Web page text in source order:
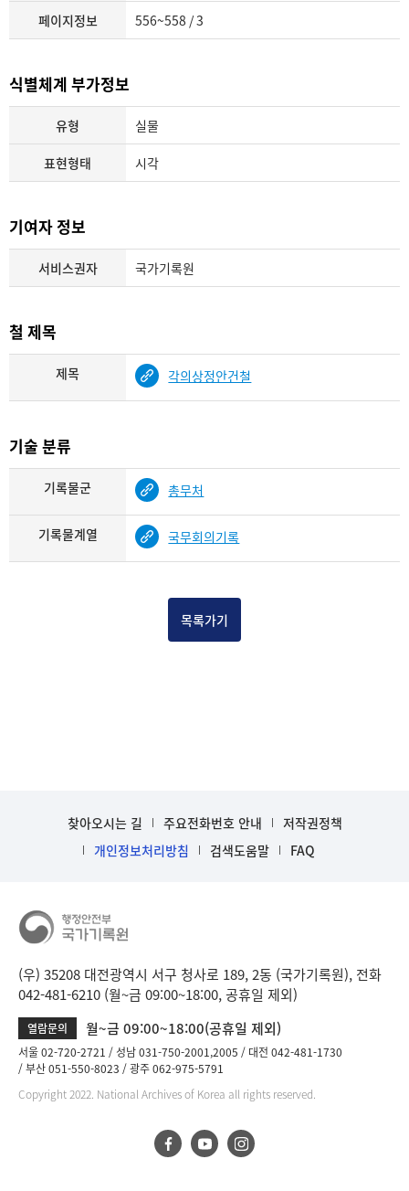
페이지정보 556~558 / 3
식별체계 부가정보
유형 실물
표현형태 시각
기여자 정보
서비스권자 국가기록원
철 제목
제목 각의상정안건철
기술 분류
기록물군 총무처
기록물계열 국무회의기록
목록가기
찾아오시는 길 주요전화번호 안내
저작권정책
개인정보처리방침
검색도움말 FAQ
(우) 35208 대전광역시 서구 청사로 189, 2동 (국가기록원), 전화
042-481-6210 (월~금 09:00~18:00, 공휴일 제외)
열람문의 월~금 09:00~18:00(공휴일 제외)
서울 02-720-2721 성남 031-750-2001,2005
대전 042-481-1730
부산 051-550-8023
광주 062-975-5791
Copyright 2022. National Archives of Korea all rights reserved.